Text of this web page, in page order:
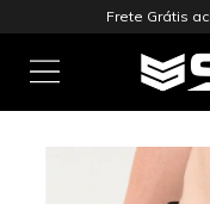
Frete Grátis